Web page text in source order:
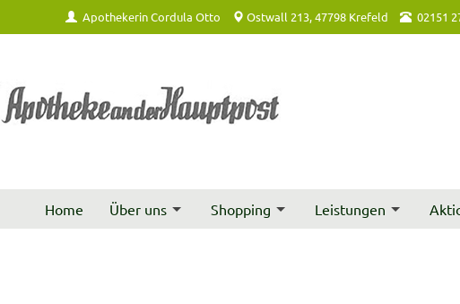
Apothekerin Cordula Otto Ostwall 213, 47798 Krefeld 02151
Home Über uns Shopping Leistungen